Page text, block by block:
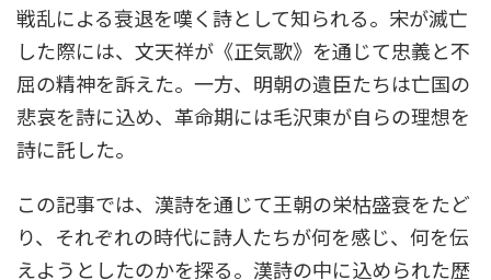
戦乱による衰退を嘆く詩として知られる。宋が滅亡
した際には、文天祥が《正気歌》を通じて忠義と不
屈の精神を訴えた。一方、明朝の遺臣たちは亡国の
悲哀を詩に込め、革命期には毛沢東が自らの理想を
詩に託した。
この記事では、漢詩を通じて王朝の栄枯盛衰をたど
り、それぞれの時代に詩人たちが何を感じ、何を伝
えようとしたのかを探る。漢詩の中に込められた歴